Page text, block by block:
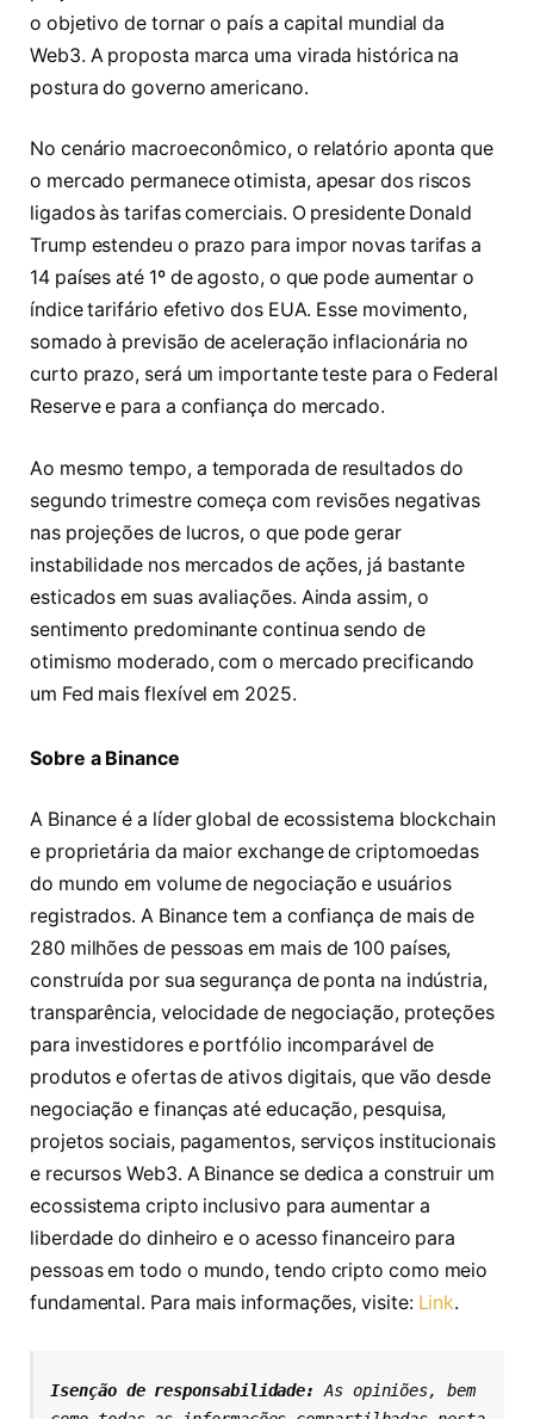
o objetivo de tornar o país a capital mundial da
Web3. A proposta marca uma virada histórica na
postura do governo americano.
No cenário macroeconômico, o relatório aponta que
o mercado permanece otimista, apesar dos riscos
ligados às tarifas comerciais. O presidente Donald
Trump estendeu o prazo para impor novas tarifas a
14 países até 1º de agosto, o que pode aumentar o
índice tarifário efetivo dos EUA. Esse movimento,
somado à previsão de aceleração inflacionária no
curto prazo, será um importante teste para o Federal
Reserve e para a confiança do mercado.
Ao mesmo tempo, a temporada de resultados do
segundo trimestre começa com revisões negativas
nas projeções de lucros, o que pode gerar
instabilidade nos mercados de ações, já bastante
esticados em suas avaliações. Ainda assim, o
sentimento predominante continua sendo de
otimismo moderado, com o mercado precificando
um Fed mais flexível em 2025.
Sobre a Binance
A Binance é a líder global de ecossistema blockchain
e proprietária da maior exchange de criptomoedas
do mundo em volume de negociação e usuários
registrados. A Binance tem a confiança de mais de
280 milhões de pessoas em mais de 100 países,
construída por sua segurança de ponta na indústria,
transparência, velocidade de negociação, proteções
para investidores e portfólio incomparável de
produtos e ofertas de ativos digitais, que vão desde
negociação e finanças até educação, pesquisa,
projetos sociais, pagamentos, serviços institucionais
e recursos Web3. A Binance se dedica a construir um
ecossistema cripto inclusivo para aumentar a
liberdade do dinheiro e o acesso financeiro para
pessoas em todo o mundo, tendo cripto como meio
fundamental. Para mais informações, visite: Link.
Isenção de responsabilidade: As opiniões, bem